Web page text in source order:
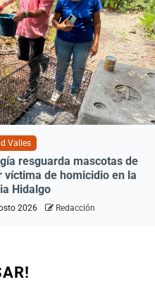
Valles
resguarda mascotas de
víctima de homicidio en la
Hidalgo
2026 Redacción